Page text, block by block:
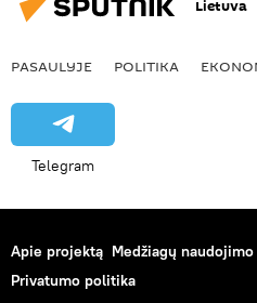
Lietuva
PASAULYJE POLITIKA
Telegram
Apie projektą Medžiagų
Privatumo politika